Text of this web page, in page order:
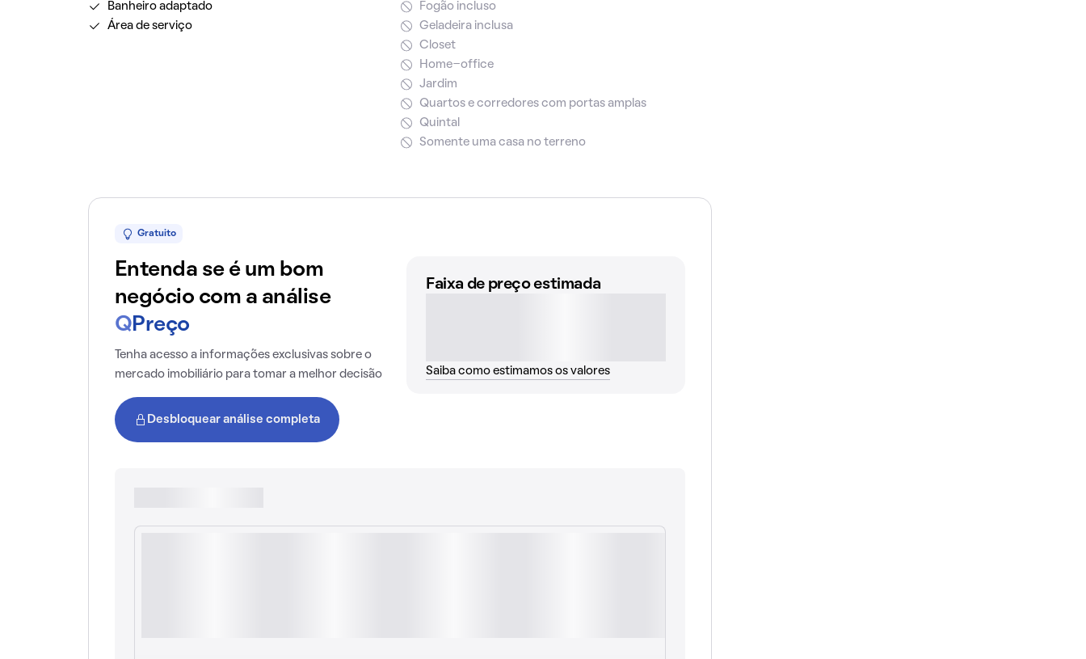
Banheiro adaptado
Área de serviço
Fogão incluso
Geladeira inclusa
Closet
Home-office
Jardim
Quartos e corredores com portas amplas
Quintal
Somente uma casa no terreno
Gratuito
Entenda se é um bom
negócio com a análise
Q Preço
Tenha acesso a informações exclusivas sobre o
mercado imobiliário para tomar a melhor decisão
Desbloquear análise completa
Faixa de preço estimada
Saiba como estimamos os valores